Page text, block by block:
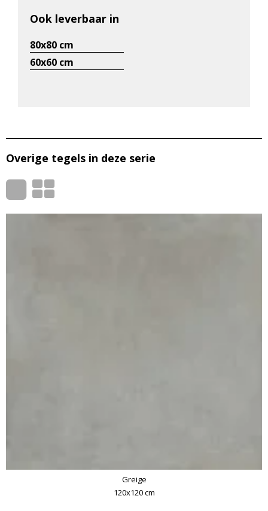
Ook leverbaar in
80x80 cm
60x60 cm
Overige tegels in deze serie
Greige
120x120 cm